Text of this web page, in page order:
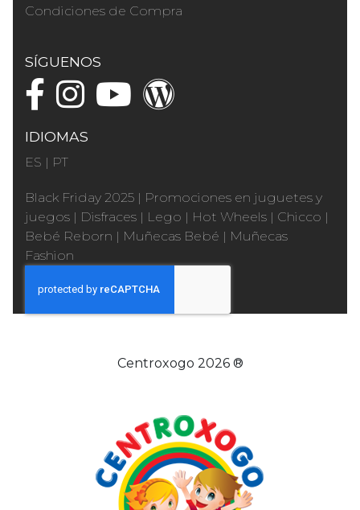
Condiciones de Compra
SÍGUENOS
IDIOMAS
ES | PT
Black Friday 2025 | Promociones en juguetes y
juegos | Disfraces | Lego | Hot Wheels | Chicco |
Bebé Reborn | Muñecas Bebé | Muñecas
Fashion
Centroxogo 2026 ®